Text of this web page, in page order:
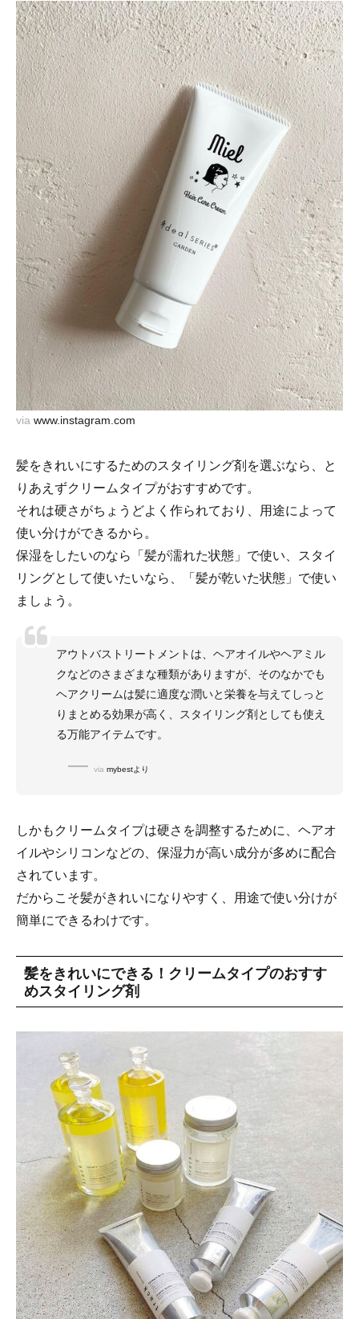
via www.instagram.com
髪をきれいにするためのスタイリング剤を選ぶなら、と
りあえずクリームタイプがおすすめです。
それは硬さがちょうどよく作られており、用途によって
使い分けができるから。
保湿をしたいのなら「髪が濡れた状態」で使い、スタイ
リングとして使いたいなら、「髪が乾いた状態」で使い
ましょう。
アウトバストリートメントは、ヘアオイルやヘアミル
クなどのさまざまな種類がありますが、そのなかでも
ヘアクリームは髪に適度な潤いと栄養を与えてしっと
りまとめる効果が高く、スタイリング剤としても使え
る万能アイテムです。
via mybestより
しかもクリームタイプは硬さを調整するために、ヘアオ
イルやシリコンなどの、保湿力が高い成分が多めに配合
されています。
だからこそ髪がきれいになりやすく、用途で使い分けが
簡単にできるわけです。
髪をきれいにできる！クリームタイプのおすす
めスタイリング剤